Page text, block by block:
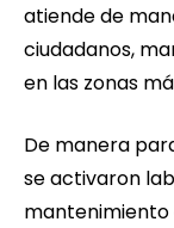
atiende de
ciudadanos,
en las zonas
De manera
se activaron
mantenimiento